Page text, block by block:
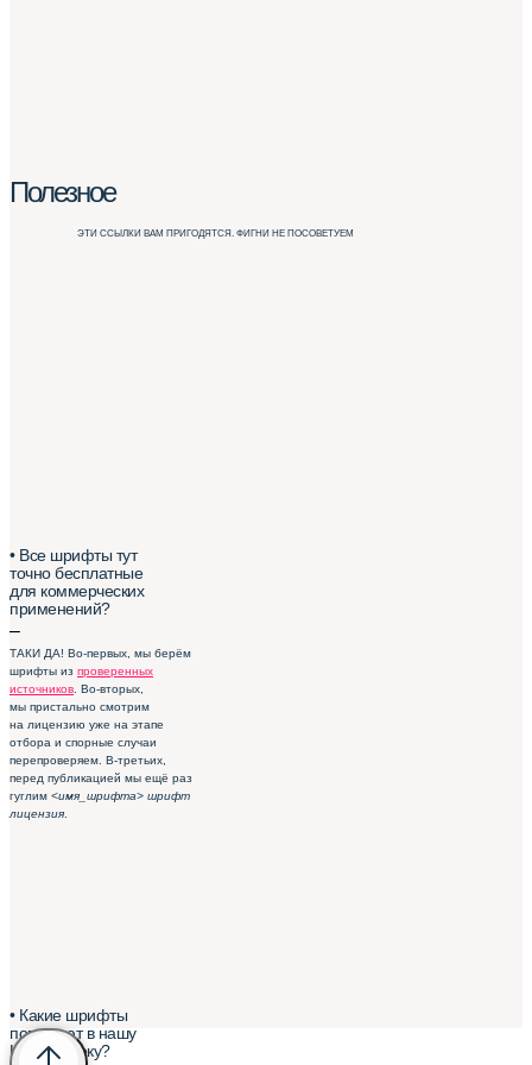
• Все шрифты тут
точно бесплатные
для коммерческих
применений?
–
ТАКИ ДА! Во-первых, мы берём
шрифты из проверенных
источников . Во-вторых,
мы пристально смотрим
на лицензию уже на этапе
отбора и спорные случаи
перепроверяем. В-третьих,
перед публикацией мы ещё раз
гуглим <имя_шрифта> шрифт
лицензия
• Какие шрифты
попадают в нашу
Шрифтотеку?
Полезное
ЭТИ ССЫЛКИ ВАМ ПРИГОДЯТСЯ. ФИГНИ НЕ ПОСОВЕТУЕМ